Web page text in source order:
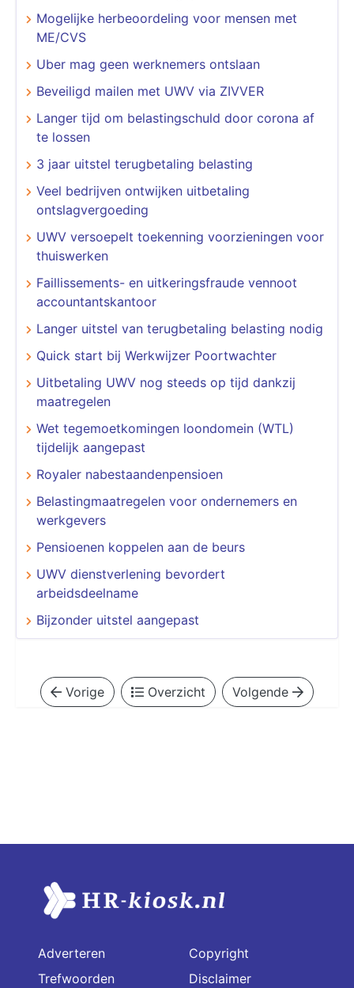
Mogelijke herbeoordeling voor mensen met
ME/CVS
Uber mag geen werknemers ontslaan
Beveiligd mailen met UWV via ZIVVER
Langer tijd om belastingschuld door corona af
te lossen
3 jaar uitstel terugbetaling belasting
Veel bedrijven ontwijken uitbetaling
ontslagvergoeding
UWV versoepelt toekenning voorzieningen voor
thuiswerken
Faillissements- en uitkeringsfraude vennoot
accountantskantoor
Langer uitstel van terugbetaling belasting nodig
Quick start bij Werkwijzer Poortwachter
Uitbetaling UWV nog steeds op tijd dankzij
maatregelen
Wet tegemoetkomingen loondomein (WTL)
tijdelijk aangepast
Royaler nabestaandenpensioen
Belastingmaatregelen voor ondernemers en
werkgevers
Pensioenen koppelen aan de beurs
UWV dienstverlening bevordert
arbeidsdeelname
Bijzonder uitstel aangepast
Vorige Overzicht Volgende
Adverteren
Trefwoorden
Copyright
Disclaimer